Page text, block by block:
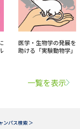
医学・生物学の発展を
助ける「実験動物学」
一覧を表示
ンパス検索 ＞